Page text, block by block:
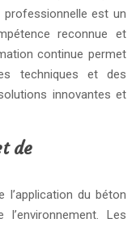
est un
reconnue et
continue permet
techniques et des
innovantes et
de
du béton
Les